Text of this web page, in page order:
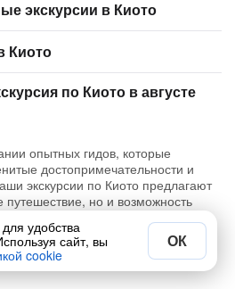
экскурсии в Киото
Киото
по Киото в августе
опытных гидов, которые
достопримечательности и
экскурсии по Киото предлагают
путешествие, но и возможность
Японии. Бронируйте
языке и узнайте больше о
Киото, читая отзывы
удобства
сайт, вы
cookie
ОК